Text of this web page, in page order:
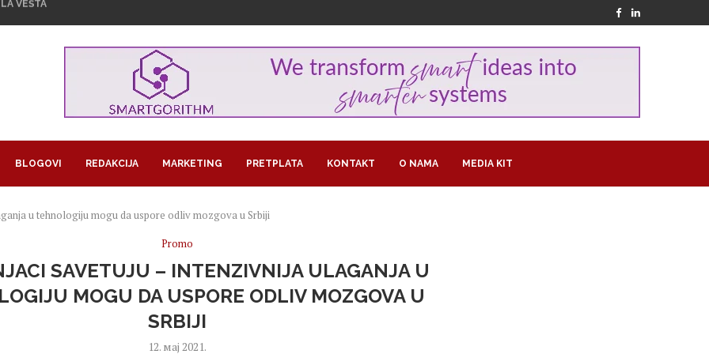
BLOGOVI REDAKCIJA MARKETING PRETPLATA KONTAKT O NAMA MEDIA KIT
u tehnologiju mogu da uspore odliv mozgova u Srbiji
Promo
SAVETUJU – INTENZIVNIJA ULAGANJA U
MOGU DA USPORE ODLIV MOZGOVA U
SRBIJI
12. мај 2021.